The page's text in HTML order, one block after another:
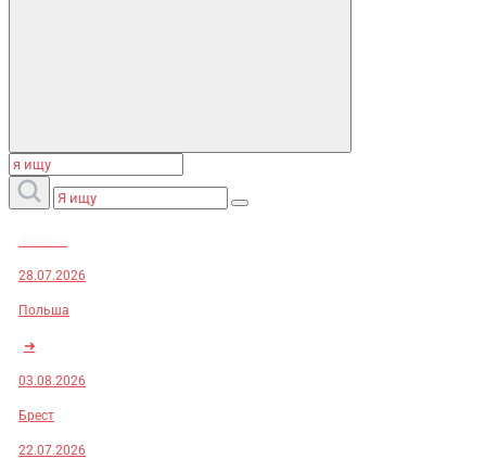
28.07.2026
Польша
➜
03.08.2026
Брест
22.07.2026